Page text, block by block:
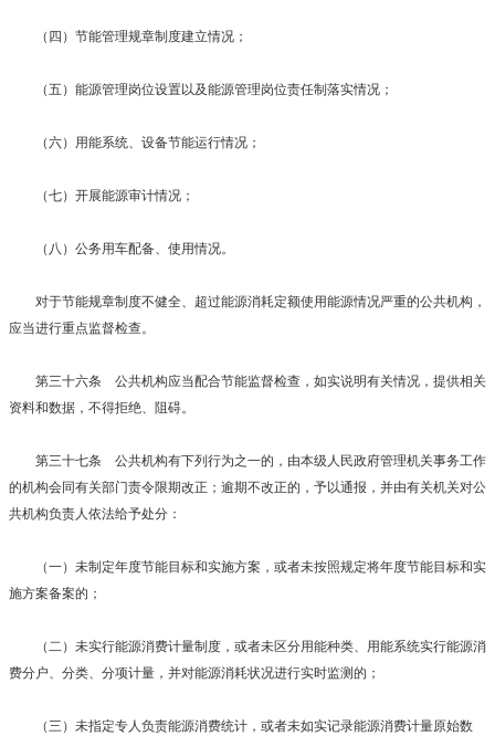
（四）节能管理规章制度建立情况；
（五）能源管理岗位设置以及能源管理岗位责任制落实情况；
（六）用能系统、设备节能运行情况；
（七）开展能源审计情况；
（八）公务用车配备、使用情况。
对于节能规章制度不健全、超过能源消耗定额使用能源情况严重的公共机构，
应当进行重点监督检查。
第三十六条 公共机构应当配合节能监督检查，如实说明有关情况，提供相关
资料和数据，不得拒绝、阻碍。
第三十七条 公共机构有下列行为之一的，由本级人民政府管理机关事务工作
的机构会同有关部门责令限期改正；逾期不改正的，予以通报，并由有关机关对公
共机构负责人依法给予处分：
（一）未制定年度节能目标和实施方案，或者未按照规定将年度节能目标和实
施方案备案的；
（二）未实行能源消费计量制度，或者未区分用能种类、用能系统实行能源消
费分户、分类、分项计量，并对能源消耗状况进行实时监测的；
（三）未指定专人负责能源消费统计，或者未如实记录能源消费计量原始数